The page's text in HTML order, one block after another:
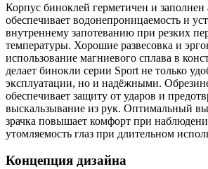
Корпус биноклей герметичен и заполнен
обеспечивает водонепроницаемость и
внутреннему запотеванию при резких
температуры. Хорошие развесовка и
использование магниевого сплава в
делает бинокли серии Sport не только
эксплуатации, но и надёжными.
обеспечивает защиту от ударов и
выскальзывание из рук. Оптимальный
зрачка повышает комфорт при
утомляемость глаз при длительном
Концепция дизайна